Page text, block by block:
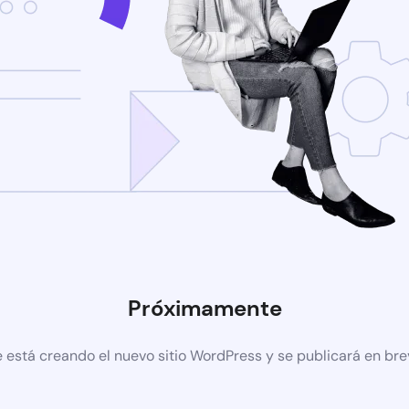
Próximamente
está creando el nuevo sitio WordPress y se publicará en